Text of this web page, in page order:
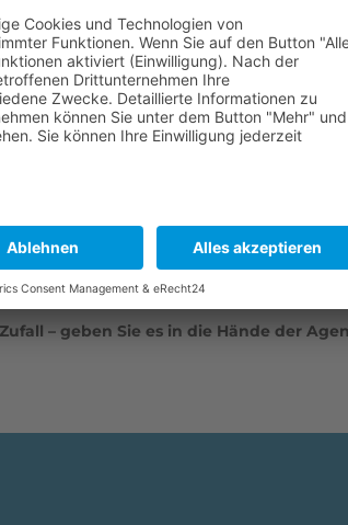
Zeit die passenden Maßnahmen
mit wenig Aufwand
aktualisiert. Zudem können
die noch vor kurzem gültig waren,
arbeiten.
– geben Sie es in die Hände der